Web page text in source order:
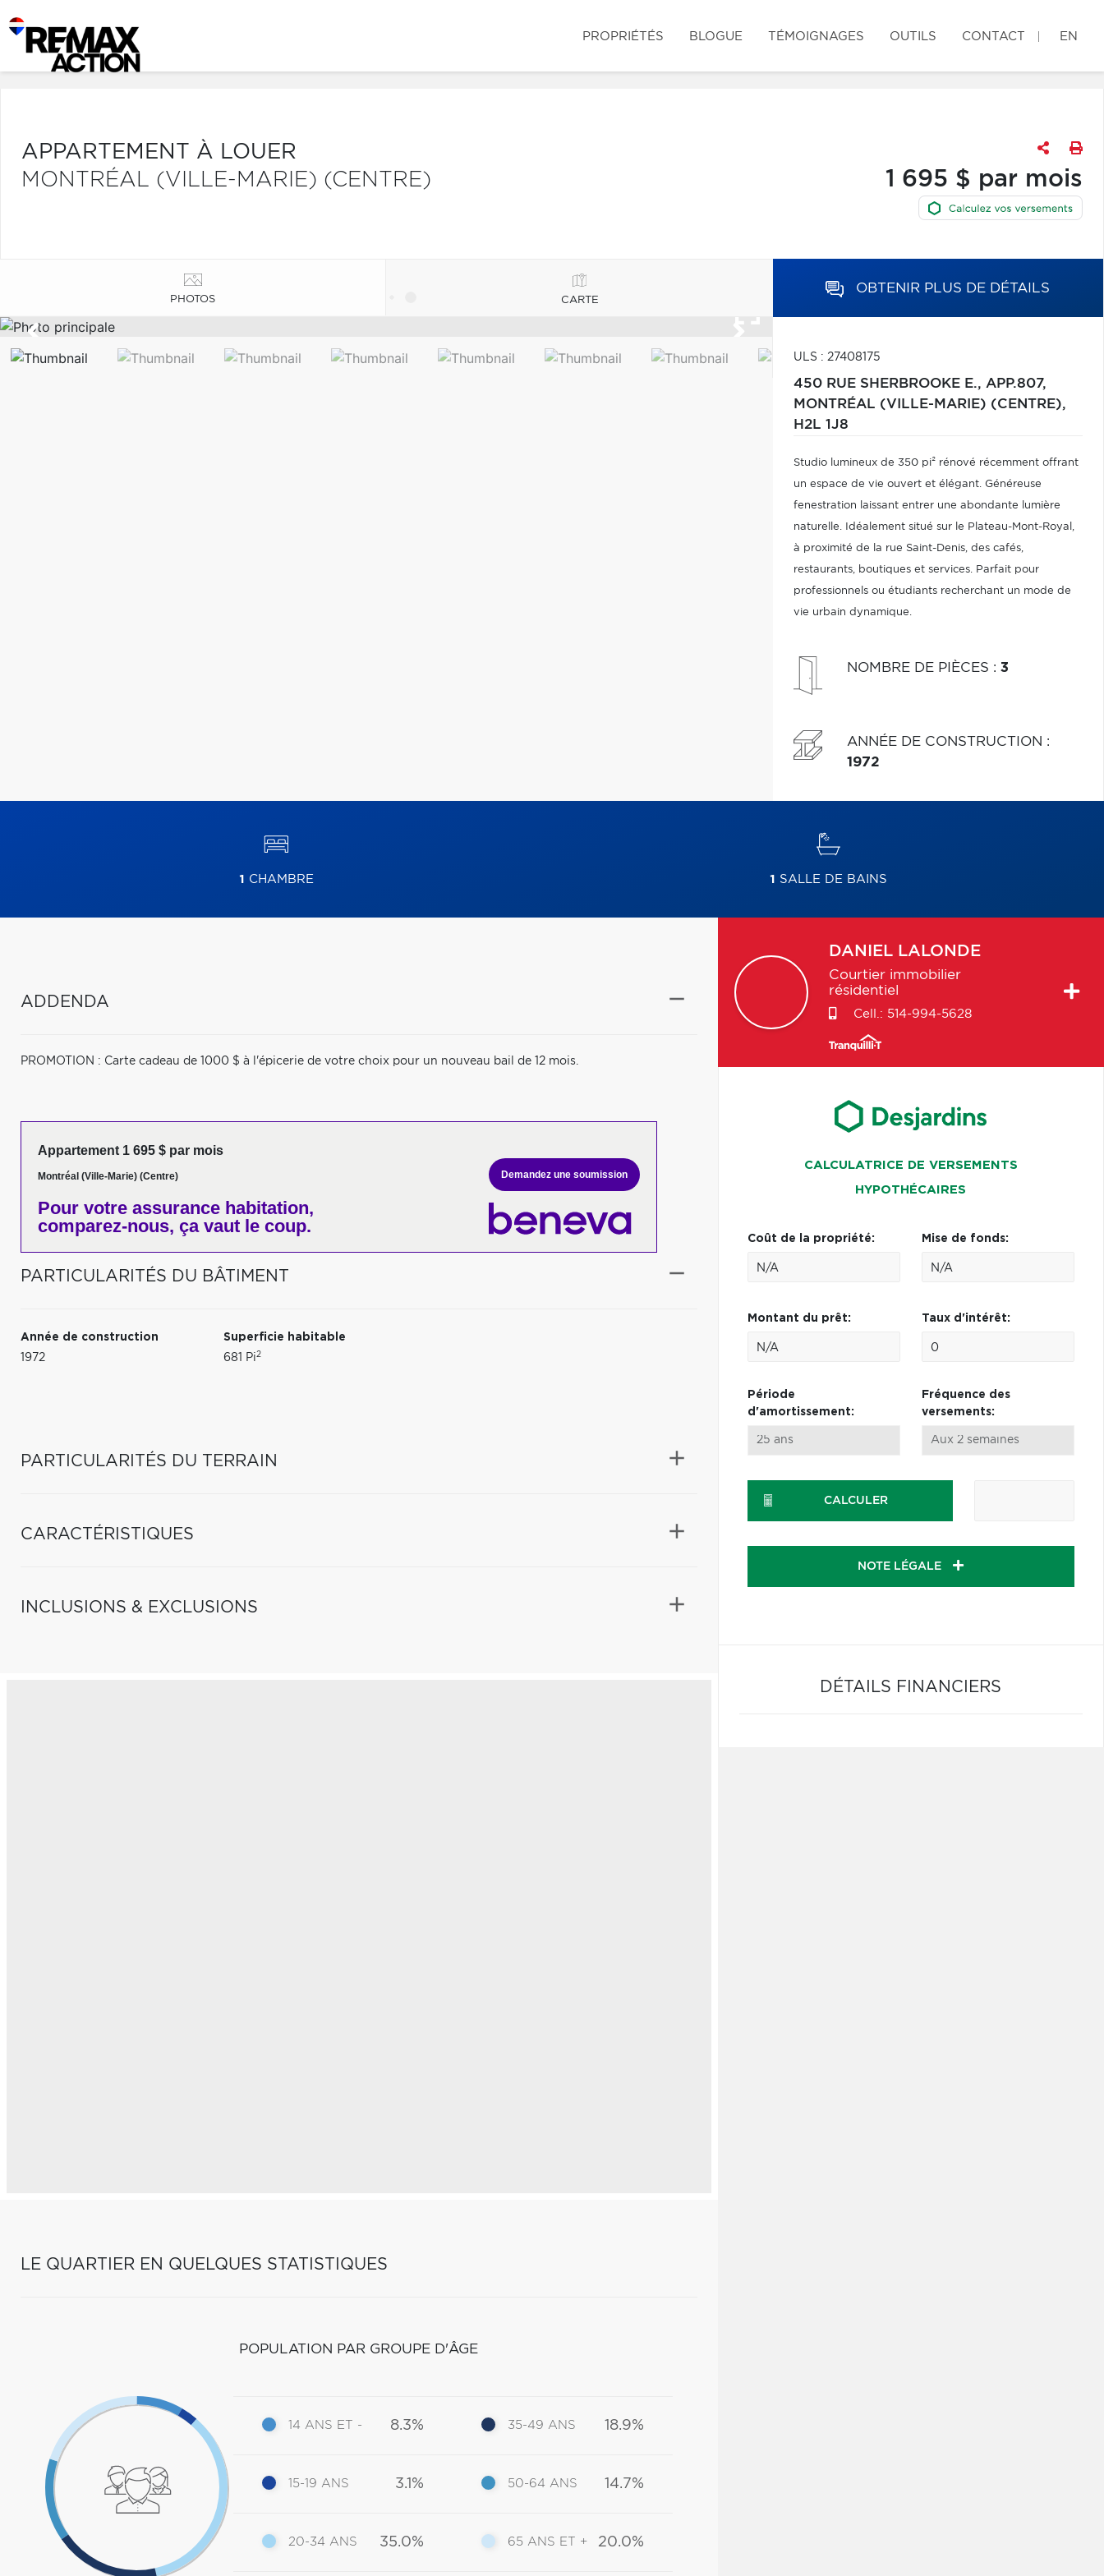
PROPRIÉTÉS BLOGUE TÉMOIGNAGES OUTILS CONTACT EN
APPARTEMENT À LOUER
MONTRÉAL (VILLE-MARIE) (CENTRE)
1 695 $ par mois
PHOTOS CARTE
OBTENIR PLUS DE DÉTAILS
ULS : 27408175
450 RUE SHERBROOKE E., APP.807,
MONTRÉAL (VILLE-MARIE) (CENTRE),
H2L 1J8
Studio lumineux de 350 pi² rénové récemment offrant
un espace de vie ouvert et élégant. Généreuse
fenestration laissant entrer une abondante lumière
naturelle. Idéalement situé sur le Plateau-Mont-Royal,
à proximité de la rue Saint-Denis, des cafés,
restaurants, boutiques et services. Parfait pour
professionnels ou étudiants recherchant un mode de
vie urbain dynamique.
NOMBRE DE PIÈCES : 3
ANNÉE DE CONSTRUCTION :
1972
1 CHAMBRE 1 SALLE DE BAINS
ADDENDA
PROMOTION : Carte cadeau de 1000 $ à l'épicerie de votre choix pour un nouveau bail de 12 mois.
Appartement 1 695 $ par mois
Montréal (Ville-Marie) (Centre)
Pour votre assurance habitation,
comparez-nous, ça vaut le coup.
Demandez une soumission
PARTICULARITÉS DU BÂTIMENT
Année de construction
1972
Superficie habitable
681 Pi2
PARTICULARITÉS DU TERRAIN
CARACTÉRISTIQUES
INCLUSIONS & EXCLUSIONS
LE QUARTIER EN QUELQUES STATISTIQUES
POPULATION PAR GROUPE D'ÂGE
14 ANS ET - 8.3%
15-19 ANS 3.1%
20-34 ANS 35.0%
35-49 ANS 18.9%
50-64 ANS 14.7%
65 ANS ET + 20.0%
DANIEL LALONDE
Courtier immobilier
résidentiel
Cell.: 514-994-5628
CALCULATRICE DE VERSEMENTS
HYPOTHÉCAIRES
Coût de la propriété: Mise de fonds:
Montant du prêt: Taux d'intérêt:
Période
d'amortissement:
Fréquence des
versements:
CALCULER
NOTE LÉGALE
DÉTAILS FINANCIERS